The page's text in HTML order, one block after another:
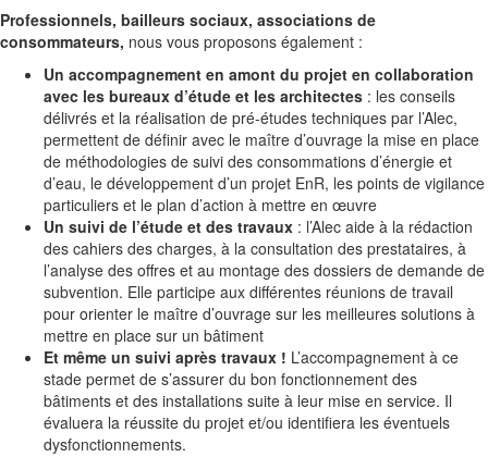
Professionnels, bailleurs sociaux, associations de
consommateurs, nous vous proposons également :
Un accompagnement en amont du projet en collaboration
avec les bureaux d’étude et les architectes : les conseils
délivrés et la réalisation de pré-études techniques par l’Alec,
permettent de définir avec le maître d’ouvrage la mise en place
de méthodologies de suivi des consommations d’énergie et
d’eau, le développement d’un projet EnR, les points de vigilance
particuliers et le plan d’action à mettre en œuvre
Un suivi de l’étude et des travaux : l’Alec aide à la rédaction
des cahiers des charges, à la consultation des prestataires, à
l’analyse des offres et au montage des dossiers de demande de
subvention. Elle participe aux différentes réunions de travail
pour orienter le maître d’ouvrage sur les meilleures solutions à
mettre en place sur un bâtiment
Et même un suivi après travaux ! L’accompagnement à ce
stade permet de s’assurer du bon fonctionnement des
bâtiments et des installations suite à leur mise en service. Il
évaluera la réussite du projet et/ou identifiera les éventuels
dysfonctionnements.